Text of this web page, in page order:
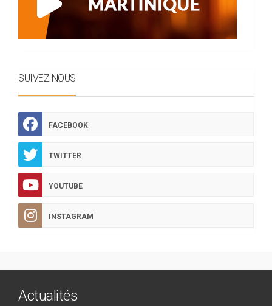
SUIVEZ NOUS
FACEBOOK
TWITTER
YOUTUBE
INSTAGRAM
Actualités